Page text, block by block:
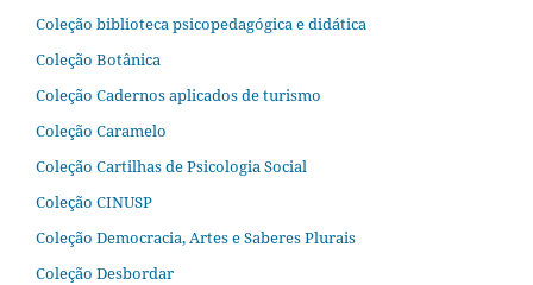
Coleção biblioteca psicopedagógica e didática
Coleção Botânica
Coleção Cadernos aplicados de turismo
Coleção Caramelo
Coleção Cartilhas de Psicologia Social
Coleção CINUSP
Coleção Democracia, Artes e Saberes Plurais
Coleção Desbordar